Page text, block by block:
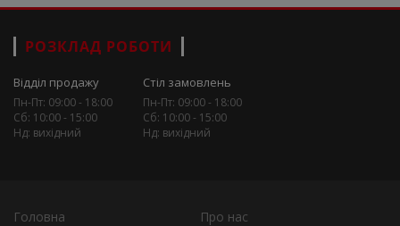
РОЗКЛАД РОБОТИ
Відділ продажу
Пн-Пт: 09:00 - 18:00
Сб: 10:00 - 15:00
Нд: вихідний
Стіл замовлень
Пн-Пт: 09:00 - 18:00
Сб: 10:00 - 15:00
Нд: вихідний
Головна
Про нас